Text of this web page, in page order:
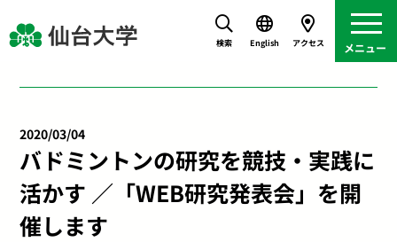
検索 English アクセス
2020/03/04
バドミントンの研究を競技・実践に
活かす ／「WEB研究発表会」を開
催します